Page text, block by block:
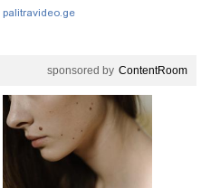
რომ..."
palitravideo.ge
sponsored by ContentRoom